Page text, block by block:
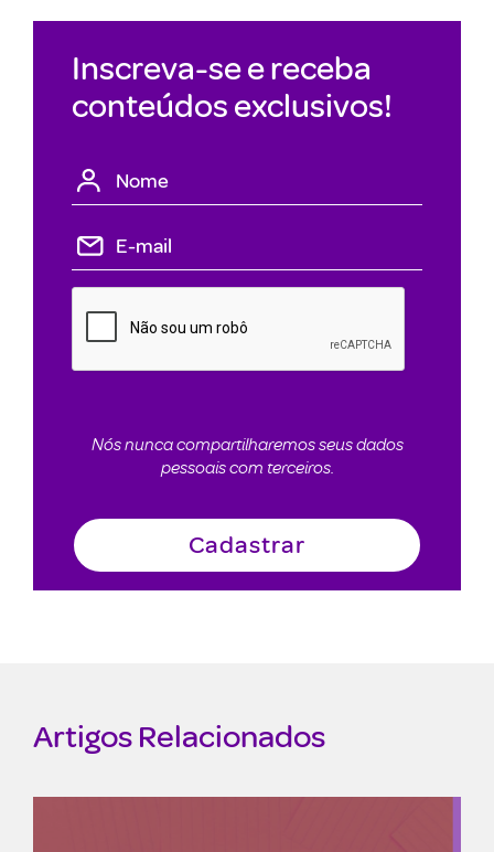
Inscreva-se e receba
conteúdos exclusivos!
Nós nunca compartilharemos seus dados
pessoais com terceiros.
Artigos Relacionados